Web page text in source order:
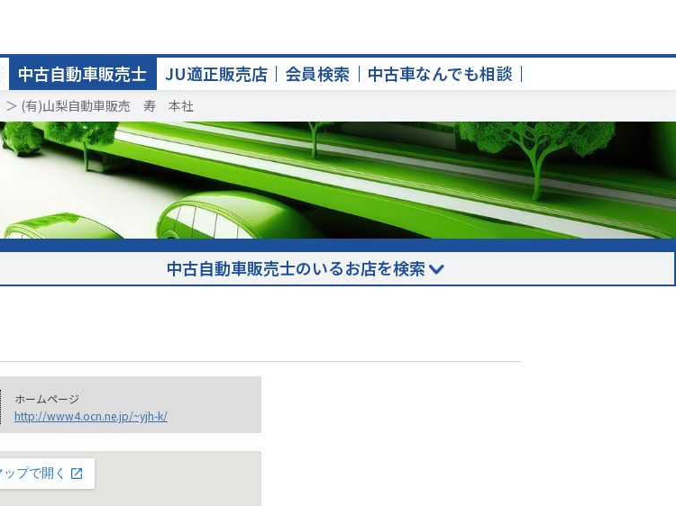
中古自動車販売士 JU適正販売店 会員検索 中古車なんでも相談
＞ (有)山梨自動車販売 寿 本社
中古自動車販売士のいるお店を検索
ホームページ
http://www4.ocn.ne.jp/~yjh-k/